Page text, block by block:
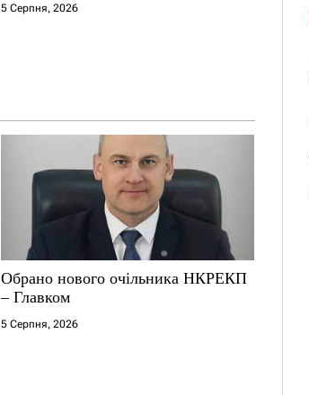
5 Серпня, 2026
Обрано нового очільника НКРЕКП
– Главком
5 Серпня, 2026